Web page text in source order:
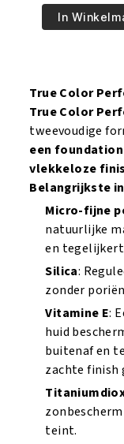
Opal
–
Powder
Foundation
-
Suede
Mocha
aantal
In
True Color
True Color
tweevoudige
een
vlekkeloze
Belangrijkste
Micro-fijne
natuurlijke
en
Silica:
zonder
Vitamine E:
huid
buitenaf en
zachte finish
teint.